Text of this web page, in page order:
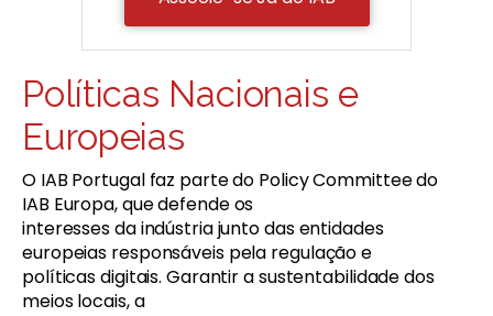
Políticas Nacionais e
Europeias
O IAB Portugal faz parte do Policy Committee do
IAB Europa, que defende os
interesses da indústria junto das entidades
europeias responsáveis pela regulação e
políticas digitais. Garantir a sustentabilidade dos
meios locais, a